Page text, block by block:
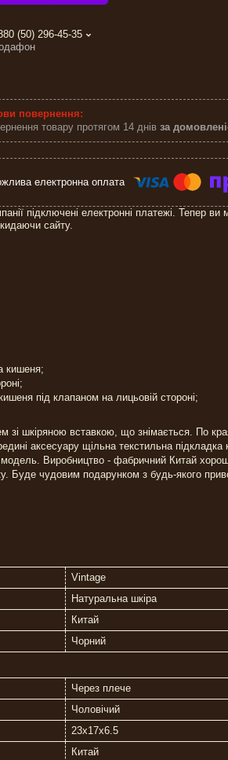
(50) 296-45-35
товару протягом 14 днів за
підключені електронні платежі. Тепер
сайту.
кишеня;
під клапаном на лицьовій стороні;
зі шкіряною вставкою, що знімається. По
аксесуару щільна текстильна підкладка
Виробництво - фабричний Китай
Буде чудовим подарунком з будь-якого
Vintage
Натуральна шкіра
Китай
Чорний
Через плече
Чоловічий
23х17х6.5
Китай